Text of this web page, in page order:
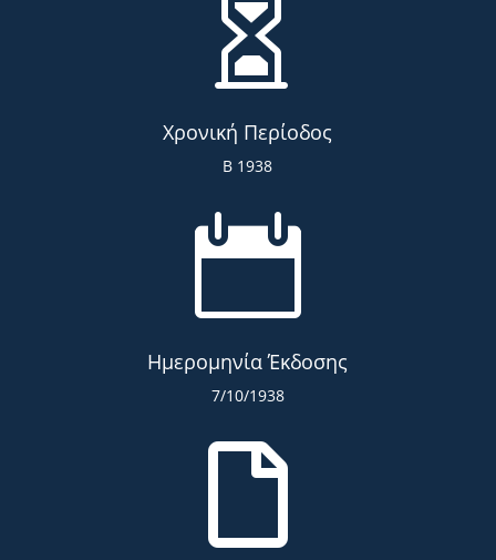

Χρονική Περίοδος
Β 1938

Ημερομηνία Έκδοσης
7/10/1938
